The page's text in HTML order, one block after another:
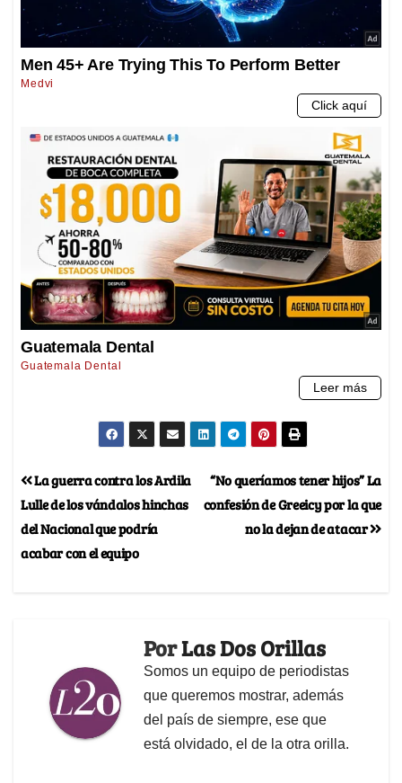
“No queríamos tener hijos” La
confesión de Greeicy por la que
no la dejan de atacar
La guerra contra los Ardila
Lulle de los vándalos hinchas
del Nacional que podría
acabar con el equipo
PorLas Dos Orillas
Somos un equipo de periodistas
que queremos mostrar, además
del país de siempre, ese que
está olvidado, el de la otra orilla.